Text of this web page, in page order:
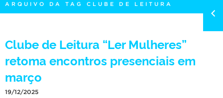
TELEFONES
ARQUIVO DA TAG CLUBE DE LEITURA
Clube de Leitura “Ler Mulheres”
retoma encontros presenciais em
março
19/12/2025